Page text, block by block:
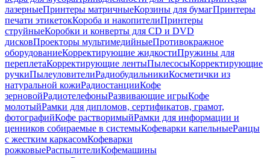
лазерныеПринтеры матричныеКорзины для бумагПринтеры
печати этикетокКороба и накопителиПринтеры
струйныеКоробки и конверты для CD и DVD
дисковПроекторы мультимедийныеПротивокражное
оборудованиеКорректирующие жидкостиПружины для
переплетаКорректирующие лентыПылесосыКорректирующие
ручкиПылеуловителиРадиобудильникиКосметички из
натуральной кожиРадиостанцииКофе
зерновойРадиотелефоныРазвивающие игрыКофе
молотыйРамки для дипломов, сертификатов, грамот,
фотографийКофе растворимыйРамки для информации и
ценников собираемые в системыКофеварки капельныеРанцы
с жестким каркасомКофеварки
рожковыеРаспылителиКофемашины